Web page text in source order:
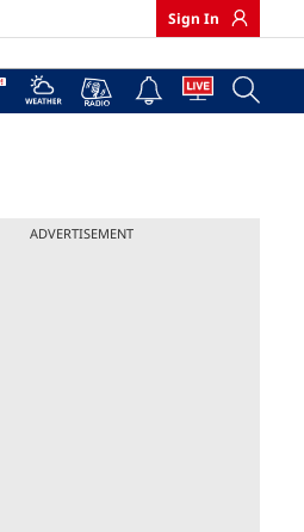
Sign In
ADVERTISEMENT